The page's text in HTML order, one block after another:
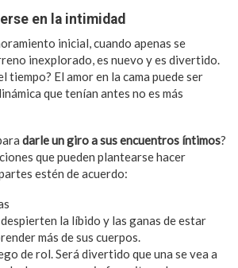
en la intimidad
inicial, cuando apenas se
inexplorado, es nuevo y es divertido.
tiempo? El amor en la cama puede ser
que tenían antes no es más
darle un giro a sus encuentros íntimos?
que pueden plantearse hacer
estén de acuerdo:
la líbido y las ganas de estar
más de sus cuerpos.
de rol. Será divertido que una se vea a